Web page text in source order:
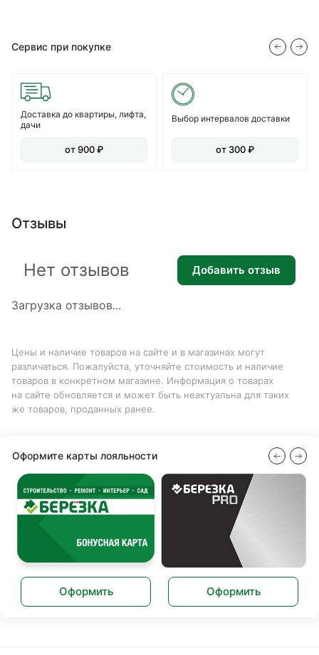
Сервис при покупке
Доставка до квартиры, лифта,
дачи
от 900 ₽
Выбор интервалов доставки
от 300 ₽
Отзывы
Загрузка отзывов...
Нет отзывов Добавить отзыв
Цены и наличие товаров на сайте и в магазинах могут
различаться. Пожалуйста, уточняйте стоимость и наличие
товаров в конкретном магазине. Информация о товарах
на сайте обновляется и может быть неактуальна для таких
же товаров, проданных ранее.
Оформите карты лояльности
Оформить Оформить